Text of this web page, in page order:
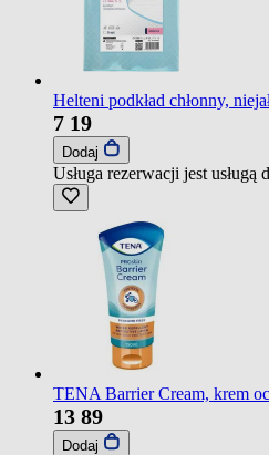
Helteni podkład chłonny,
7 19
Dodaj
Usługa rezerwacji jest usługą
TENA Barrier Cream, krem
13 89
Dodaj